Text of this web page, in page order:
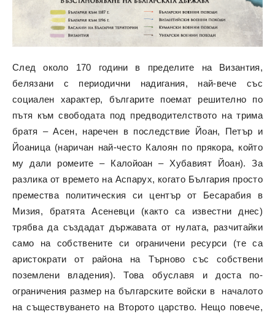
След около 170 години в пределите на Византия,
белязани с периодични надигания, най-вече със
социален характер, българите поемат решително по
пътя към свободата под предводителството на трима
братя – Асен, наречен в последствие Йоан, Петър и
Йоаница (наричан най-често Калоян по прякора, който
му дали ромеите – Калойоан – Хубавият Йоан). За
разлика от времето на Аспарух, когато България просто
премества политическия си център от Бесарабия в
Мизия, братята Асеневци (както са известни днес)
трябва да създадат държавата от нулата, разчитайки
само на собствените си ограничени ресурси (те са
аристократи от района на Търново със собствени
поземлени владения). Това обуславя и доста по-
ограничения размер на българските войски в началото
на съществуването на Второто царство. Нещо повече,